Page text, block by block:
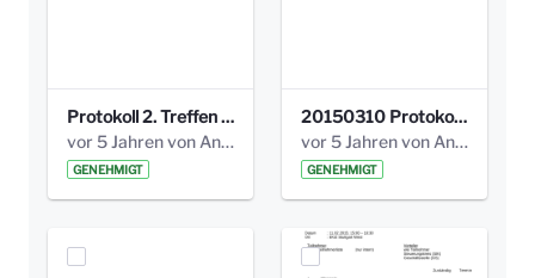
Protokoll 2. Treffen 20140315 AG Bismarckplatz.pdf
vor 5 Jahren von Anni Schlumberger
GENEHMIGT
20150310 Protokoll Bismarckplatz_UrbanG_02.pdf
vor 5 Jahren von Anni Schlumberger
GENEHMIGT